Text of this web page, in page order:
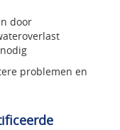
door
problemen en